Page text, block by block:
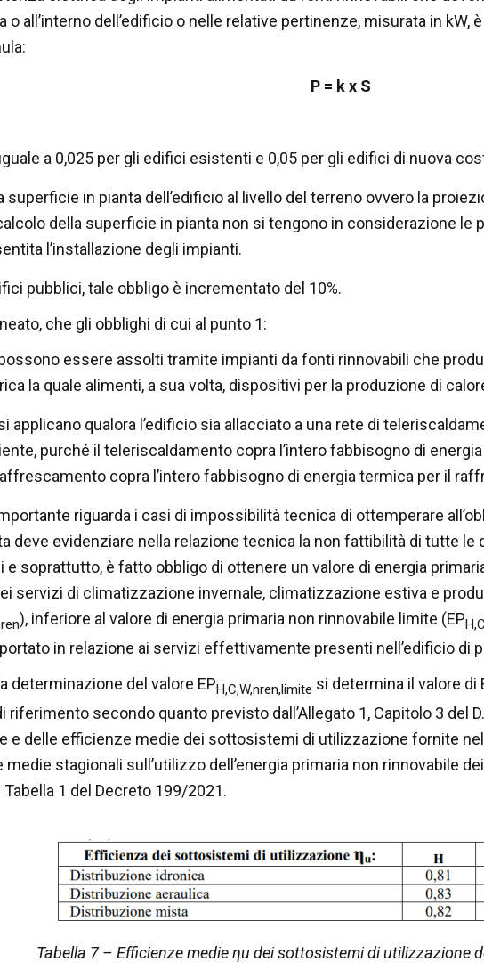
o all’interno dell’edificio o nelle relative pertinenze, misurata in kW,
P = k x S
a 0,025 per gli edifici esistenti e 0,05 per gli edifici di nuova
superficie in pianta dell’edificio al livello del terreno ovvero la
della superficie in pianta non si tengono in considerazione le
l’installazione degli impianti.
pubblici, tale obbligo è incrementato del 10%.
che gli obblighi di cui al punto 1:
essere assolti tramite impianti da fonti rinnovabili che
la quale alimenti, a sua volta, dispositivi per la produzione di
applicano qualora l’edificio sia allacciato a una rete di
purché il teleriscaldamento copra l’intero fabbisogno di
copra l’intero fabbisogno di energia termica per il
riguarda i casi di impossibilità tecnica di ottemperare
deve evidenziare nella relazione tecnica la non fattibilità di tutte
e soprattutto, è fatto obbligo di ottenere un valore di energia
servizi di climatizzazione invernale, climatizzazione estiva e
), inferiore al valore di energia primaria non rinnovabile limite (EP
in relazione ai servizi effettivamente presenti nell’edificio di
determinazione del valore EPH,C,W,nren,limite si determina il valore di
riferimento secondo quanto previsto dall’Allegato 1, Capitolo 3 del
e delle efficienze medie dei sottosistemi di utilizzazione fornite
medie stagionali sull’utilizzo dell’energia primaria non rinnovabile
1 del Decreto 199/2021.
Tabella 7 – Efficienze medieηu dei sottosistemi di utilizzazione